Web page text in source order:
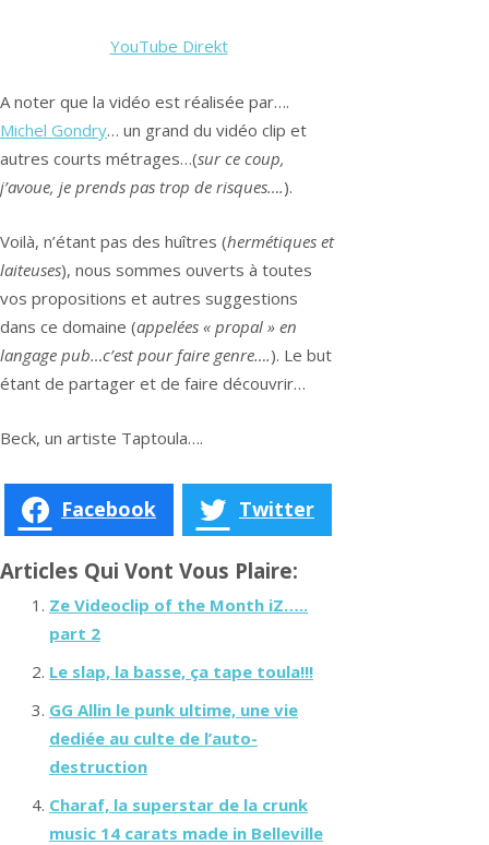
YouTube Direkt
A noter que la vidéo est réalisée par….
Michel Gondry… un grand du vidéo clip et
autres courts métrages…(sur ce coup,
j’avoue, je prends pas trop de risques….).
Voilà, n’étant pas des huîtres (hermétiques et
laiteuses), nous sommes ouverts à toutes
vos propositions et autres suggestions
dans ce domaine (appelées « propal » en
langage pub…c’est pour faire genre….). Le but
étant de partager et de faire découvrir…
Beck, un artiste Taptoula….
Facebook Twitter
Articles Qui Vont Vous Plaire:
Ze Videoclip of the Month iZ…..
part 2
Le slap, la basse, ça tape toula!!!
GG Allin le punk ultime, une vie
dediée au culte de l’auto-
destruction
Charaf, la superstar de la crunk
music 14 carats made in Belleville